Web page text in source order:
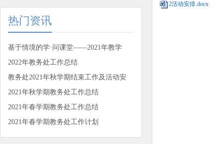
热门资讯
基于情境的学·问课堂——2021年教学
2022年教务处工作总结
教务处2021年秋学期结束工作及活动安
2021年秋学期教务处工作总结
2021年春学期教务处工作总结
2021年春学期教务处工作计划
2活动安排.docx